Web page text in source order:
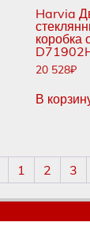
Harvia
коробка
20 528₽
В
1 2 3